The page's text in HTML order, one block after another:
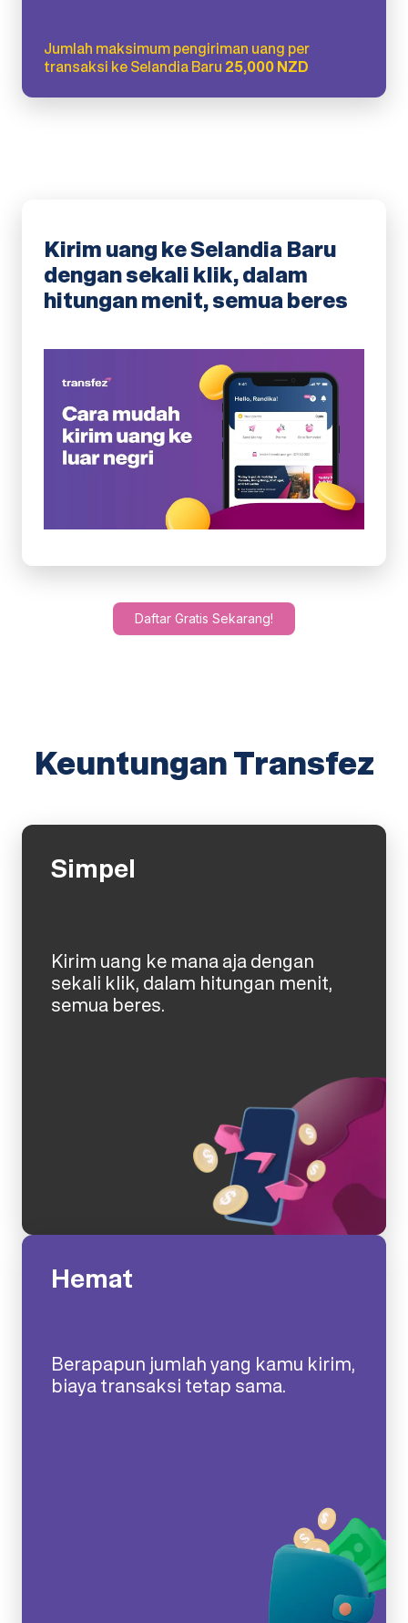
Jumlah maksimum pengiriman uang per
transaksi ke Selandia Baru 25,000 NZD
Kirim uang ke Selandia Baru
dengan sekali klik, dalam
hitungan menit, semua beres
Daftar Gratis Sekarang!
Keuntungan Transfez
Simpel
Kirim uang ke mana aja dengan
sekali klik, dalam hitungan menit,
semua beres.
Hemat
Berapapun jumlah yang kamu kirim,
biaya transaksi tetap sama.